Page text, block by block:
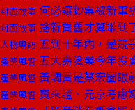
封面故事 何必讓鈔票被新車
封面故事 捨新買舊才算賺到
人物專訪 五到十年內，是競
產業風雲 五大壽險業今年投
產業風雲 黃調貴是蔡宏圖眼
產業風雲 寶來證、元京考慮